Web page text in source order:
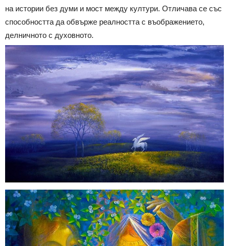
на истории без думи и мост между култури. Отличава се със
способността да обвърже реалността с въображението,
делничното с духовното.